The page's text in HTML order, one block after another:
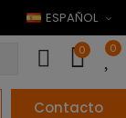
ESPAÑOL
0 0
Contacto